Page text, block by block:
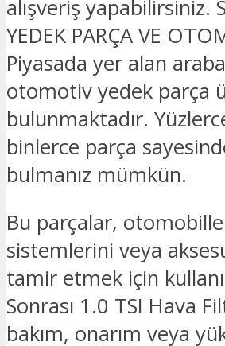
alışveriş yapabilirsiniz.
YEDEK PARÇA VE
Piyasada yer alan
otomotiv yedek parça
bulunmaktadır.
binlerce parça
bulmanız mümkün.
Bu parçalar,
sistemlerini veya
tamir etmek için
Sonrası 1.0 TSI Hava
bakım, onarım veya